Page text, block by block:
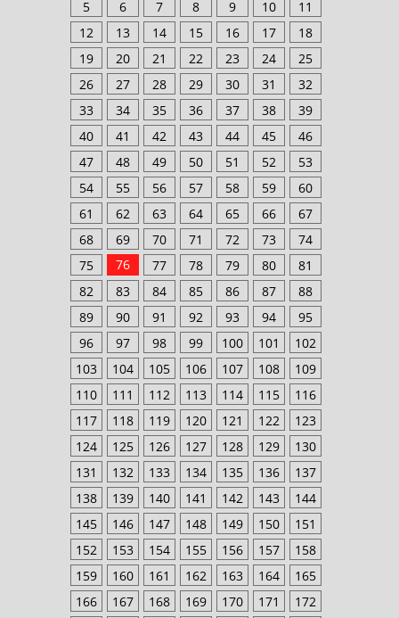
5
6 7 8 9 10
11
12
13 14 15 16 17
18
19
20 21 22 23 24
25
26
27 28 29 30 31
32
33
34 35 36 37 38
39
40
41 42 43 44 45
46
47
48 49 50 51 52
53
54
55 56 57 58 59
60
61
62 63 64 65 66
67
68
69 70 71 72 73
74
75
76 77 78 79 80
81
82
83 84 85 86 87
88
89
90 91 92 93 94
95
96
97 98 99 100 101
102
103
104 105 106 107 108
109
110
111 112 113 114 115
116
117
118 119 120 121 122
123
124
125 126 127 128 129
130
131
132 133 134 135 136
137
138
139 140 141 142 143
144
145
146 147 148 149 150
151
152
153 154 155 156 157
158
159
160 161 162 163 164
165
166
167 168 169 170 171
172